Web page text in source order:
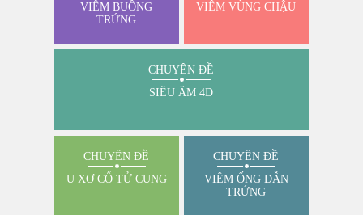
VIÊM BUỒNG
TRỨNG
VIÊM VÙNG CHẬU
CHUYÊN ĐỀ
SIÊU ÂM 4D
CHUYÊN ĐỀ
U XƠ CỔ TỬ CUNG
CHUYÊN ĐỀ
VIÊM ỐNG DẪN
TRỨNG